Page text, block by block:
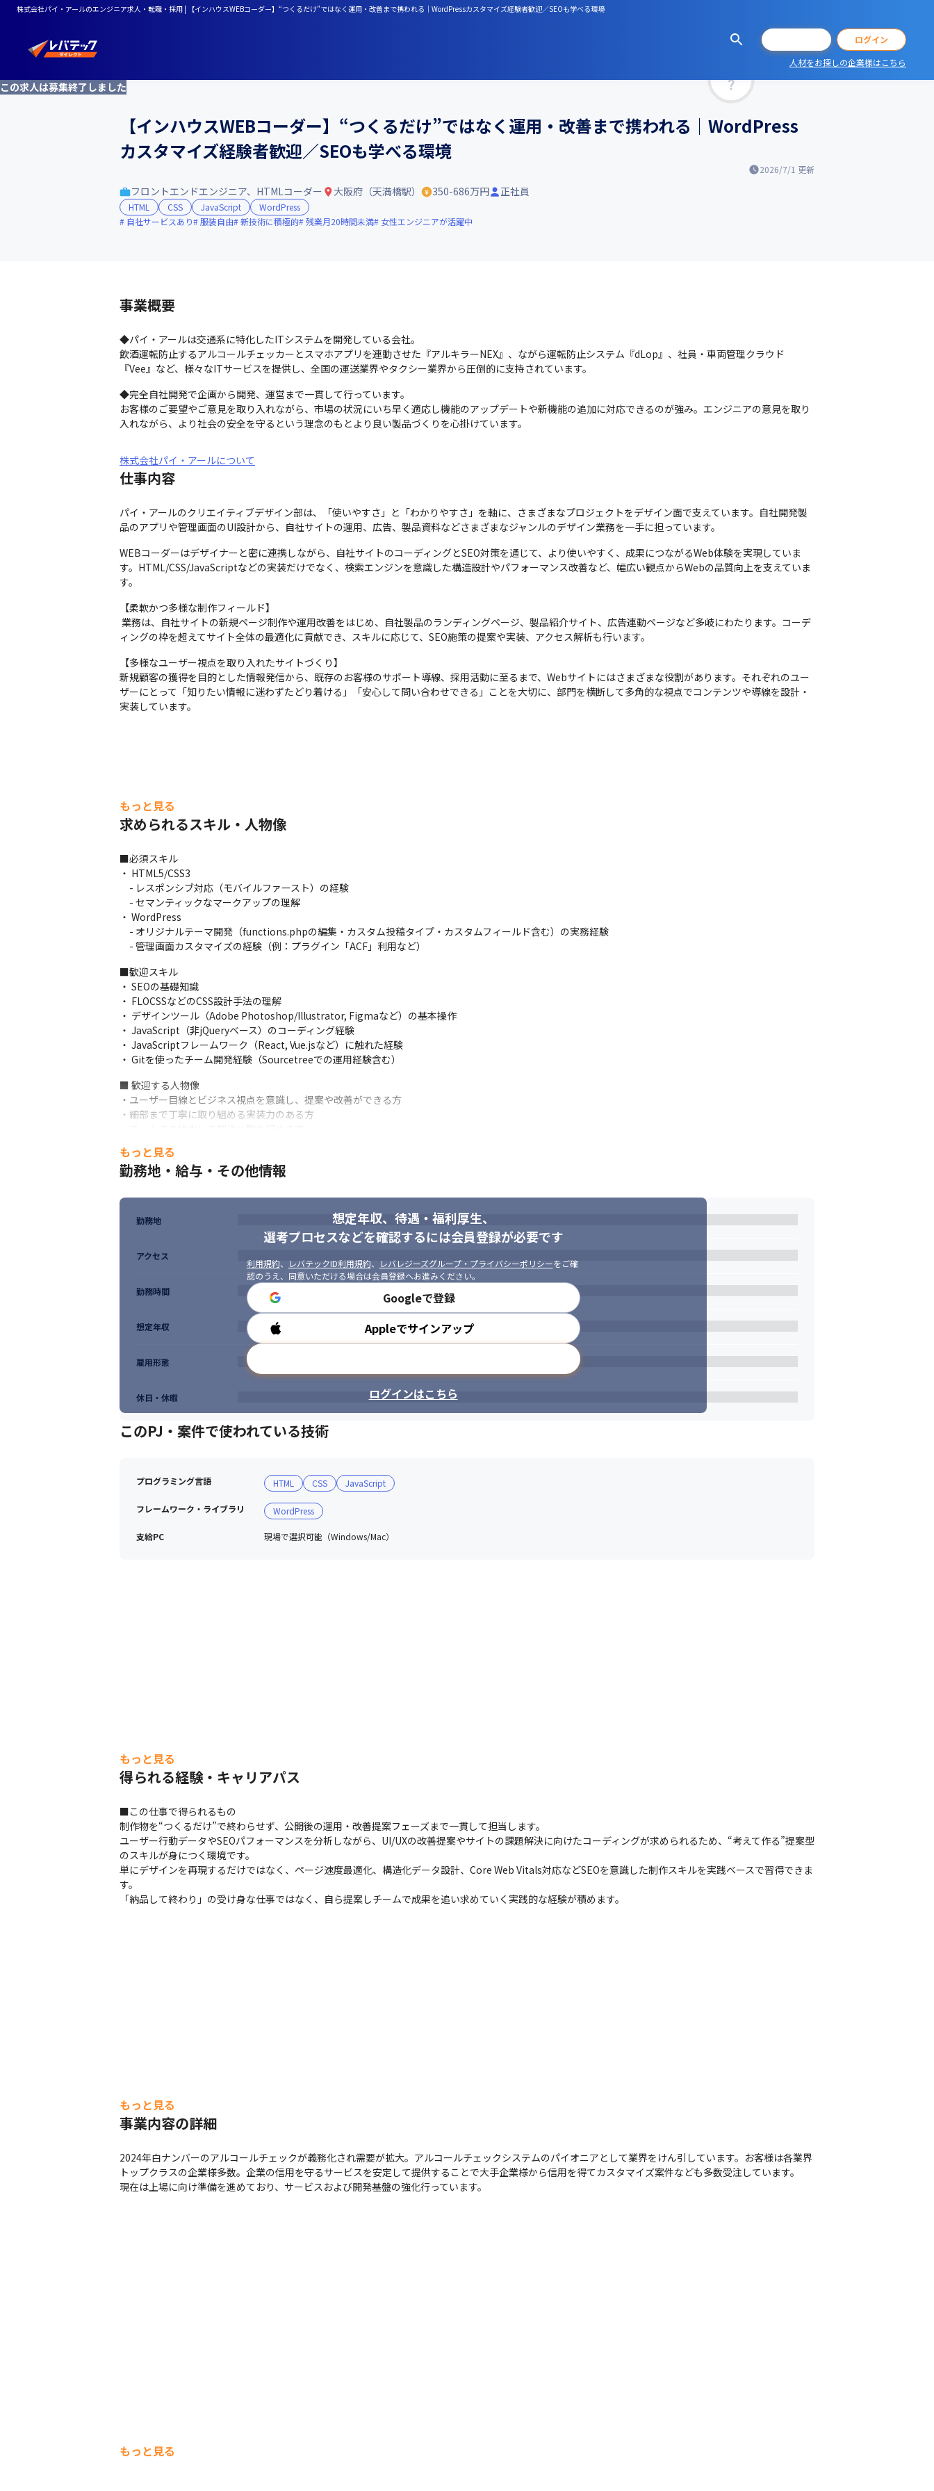
株式会社パイ・アールのエンジニア求人・転職・採用 | 【インハウスWEBコーダー】“つくるだけ”ではなく運用・改善まで携われる｜WordPressカスタマイズ経験者歓迎／SEOも学べる環境
ログイン
人材をお探しの企業様はこちら
この求人は募集終了しました
【インハウスWEBコーダー】“つくるだけ”ではなく運用・改善まで携われる｜WordPress
カスタマイズ経験者歓迎／SEOも学べる環境
2026/7/1 更新
フロントエンドエンジニア、HTMLコーダー 大阪府（天満橋駅） 350-686万円 正社員
HTML CSS JavaScript
WordPress
自社サービスあり
服装自由 新技術に積極的 残業月20時間未満 女性エンジニアが活躍中
事業概要
◆パイ・アールは交通系に特化したITシステムを開発している会社。
飲酒運転防止するアルコールチェッカーとスマホアプリを連動させた『アルキラーNEX』、ながら運転防止システム『dLop』、社員・車両管理クラウド
『Vee』など、様々なITサービスを提供し、全国の運送業界やタクシー業界から圧倒的に支持されています。
◆完全自社開発で企画から開発、運営まで一貫して行っています。
お客様のご要望やご意見を取り入れながら、市場の状況にいち早く適応し機能のアップデートや新機能の追加に対応できるのが強み。エンジニアの意見を取り
入れながら、より社会の安全を守るという理念のもとより良い製品づくりを心掛けています。
株式会社パイ・アールについて
仕事内容
パイ・アールのクリエイティブデザイン部は、「使いやすさ」と「わかりやすさ」を軸に、さまざまなプロジェクトをデザイン面で支えています。自社開発製
品のアプリや管理画面のUI設計から、自社サイトの運用、広告、製品資料などさまざまなジャンルのデザイン業務を一手に担っています。
WEBコーダーはデザイナーと密に連携しながら、自社サイトのコーディングとSEO対策を通じて、より使いやすく、成果につながるWeb体験を実現していま
す。HTML/CSS/JavaScriptなどの実装だけでなく、検索エンジンを意識した構造設計やパフォーマンス改善など、幅広い観点からWebの品質向上を支えていま
す。
【柔軟かつ多様な制作フィールド】
ィングの枠を超えてサイト全体の最適化に貢献でき、スキルに応じて、SEO施策の提案や実装、アクセス解析も行います。
【多様なユーザー視点を取り入れたサイトづくり】
新規顧客の獲得を目的とした情報発信から、既存のお客様のサポート導線、採用活動に至るまで、Webサイトにはさまざまな役割があります。それぞれのユー
ザーにとって「知りたい情報に迷わずたどり着ける」「安心して問い合わせできる」ことを大切に、部門を横断して多角的な視点でコンテンツや導線を設計・
実装しています。
もっと見る
求められるスキル・人物像
■必須スキル
・ HTML5/CSS3
- レスポンシブ対応（モバイルファースト）の経験
- セマンティックなマークアップの理解
・ WordPress
- オリジナルテーマ開発（functions.phpの編集・カスタム投稿タイプ・カスタムフィールド含む）の実務経験
- 管理画面カスタマイズの経験（例：プラグイン「ACF」利用など）
■歓迎スキル
・ SEOの基礎知識
・ FLOCSSなどのCSS設計手法の理解
・ デザインツール（Adobe Photoshop/Illustrator, Figmaなど）の基本操作
・ JavaScript（非jQueryベース）のコーディング経験
・ JavaScriptフレームワーク（React, Vue.jsなど）に触れた経験
・ Gitを使ったチーム開発経験（Sourcetreeでの運用経験含む）
■ 歓迎する人物像
・ユーザー目線とビジネス視点を意識し、提案や改善ができる方
・細部まで丁寧に取り組める実装力のある方
もっと見る
勤務地・給与・その他情報
想定年収、待遇・福利厚生、
選考プロセスなどを確認するには会員登録が必要です
利用規約、 レバテックID利用規約、 レバレジーズグループ・プライバシーポリシーをご確
認のうえ、同意いただける場合は会員登録へお進みください。
Googleで登録
Appleでサインアップ
ログインはこちら
勤務地
アクセス
勤務時間
想定年収
雇用形態
休日・休暇
このPJ・案件で使われている技術
プログラミング言語 HTML CSS JavaScript
フレームワーク・ライブラリ WordPress
支給PC 現場で選択可能（Windows/Mac）
もっと見る
得られる経験・キャリアパス
■この仕事で得られるもの
制作物を“つくるだけ”で終わらせず、公開後の運用・改善提案フェーズまで一貫して担当します。
ユーザー行動データやSEOパフォーマンスを分析しながら、UI/UXの改善提案やサイトの課題解決に向けたコーディングが求められるため、“考えて作る”提案型
のスキルが身につく環境です。
単にデザインを再現するだけではなく、ページ速度最適化、構造化データ設計、Core Web Vitals対応などSEOを意識した制作スキルを実践ベースで習得できま
す。
「納品して終わり」の受け身な仕事ではなく、自ら提案しチームで成果を追い求めていく実践的な経験が積めます。
もっと見る
事業内容の詳細
2024年白ナンバーのアルコールチェックが義務化され需要が拡大。アルコールチェックシステムのパイオニアとして業界をけん引しています。お客様は各業界
トップクラスの企業様多数。企業の信用を守るサービスを安定して提供することで大手企業様から信用を得てカスタマイズ案件なども多数受注しています。
現在は上場に向け準備を進めており、サービスおよび開発基盤の強化行っています。
もっと見る